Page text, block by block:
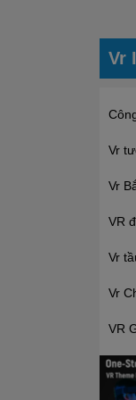
Vr
Vr
Vr
VR
Vr
Vr
VR